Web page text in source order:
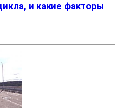
и какие факторы